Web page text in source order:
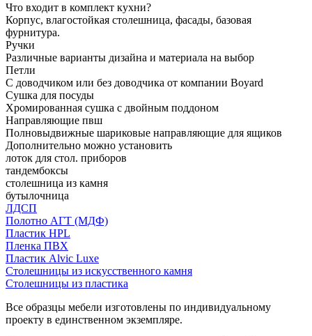
Что входит в комплект кухни?
Корпус, влагостойкая столешница, фасады, базовая
фурнитура.
Ручки
Различные варианты дизайна и материала на выбор
Петли
С доводчиком или без доводчика от компании Boyard
Сушка для посуды
Хромированная сушка с двойным поддоном
Направляющие пвш
Полновыдвижные шариковые направляющие для ящиков
Дополнительно можно установить
лоток для стол. приборов
тандембоксы
столешница из камня
бутылочница
ЛДСП
Полотно АГТ (МДФ)
Пластик HPL
Пленка ПВХ
Пластик Alvic Luxe
Столешницы из искусственного камня
Столешницы из пластика
Все образцы мебели изготовлены по индивидуальному
проекту в единственном экземпляре.